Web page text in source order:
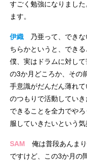
すごく勉強になりまし
ます。
伊織 乃亜って、できな
ちらかというと、でき
僕、実はドラムに対し
の3か月どころか、その
手意識がだんだん薄れ
のつもりで活動してい
できることを全力でや
服していきたいという気
SAM 俺は普段あんま
ですけど、この3か月の